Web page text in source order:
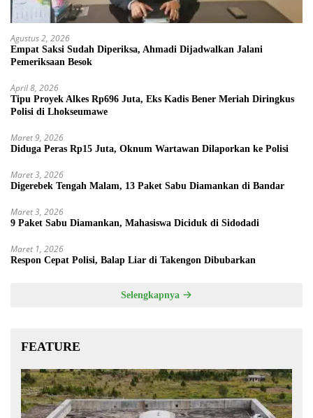
Agustus 2, 2026
Empat Saksi Sudah Diperiksa, Ahmadi Dijadwalkan Jalani
Pemeriksaan Besok
April 8, 2026
Tipu Proyek Alkes Rp696 Juta, Eks Kadis Bener Meriah Diringkus
Polisi di Lhokseumawe
Maret 9, 2026
Diduga Peras Rp15 Juta, Oknum Wartawan Dilaporkan ke Polisi
Maret 3, 2026
Digerebek Tengah Malam, 13 Paket Sabu Diamankan di Bandar
Maret 3, 2026
9 Paket Sabu Diamankan, Mahasiswa Diciduk di Sidodadi
Maret 1, 2026
Respon Cepat Polisi, Balap Liar di Takengon Dibubarkan
Selengkapnya
FEATURE